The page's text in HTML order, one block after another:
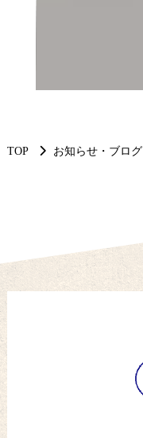
TOP お知らせ・ブログ